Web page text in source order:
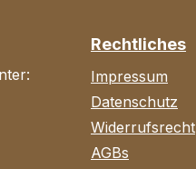
Rechtliches
Impressum
Datenschutz
Widerrufsrecht
AGBs